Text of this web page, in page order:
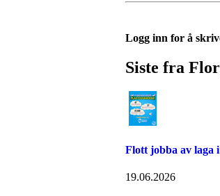
Logg inn for å
Siste fra
Flott jobba av laga
19.06.2026